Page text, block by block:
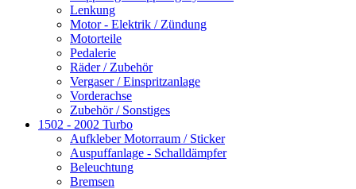
Lenkung
Motor - Elektrik / Zündung
Motorteile
Pedalerie
Räder / Zubehör
Vergaser / Einspritzanlage
Vorderachse
Zubehör / Sonstiges
1502 - 2002 Turbo
Aufkleber Motorraum / Sticker
Auspuffanlage - Schalldämpfer
Beleuchtung
Bremsen